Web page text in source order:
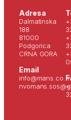
Adresa
Dalmatinska
188
81000
Podgorica
CRNA GORA
Email